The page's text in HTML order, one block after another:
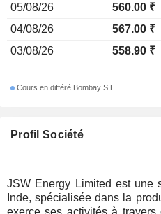
Profil Société
JSW Energy Limited est une
Inde, spécialisée dans la
exerce ses activités à
05/08/26
560.00 ₹
04/08/26
567.00 ₹
03/08/26
558.90 ₹
Cours en différé Bombay S.E.